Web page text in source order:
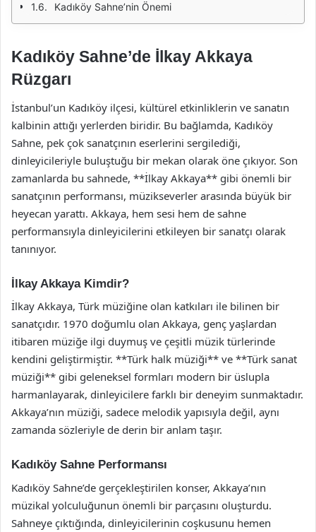
Kadıköy Sahne’nin Önemi
Kadıköy Sahne’de İlkay Akkaya
Rüzgarı
İstanbul’un Kadıköy ilçesi, kültürel etkinliklerin ve sanatın
kalbinin attığı yerlerden biridir. Bu bağlamda, Kadıköy
Sahne, pek çok sanatçının eserlerini sergilediği,
dinleyicileriyle buluştuğu bir mekan olarak öne çıkıyor. Son
zamanlarda bu sahnede, **İlkay Akkaya** gibi önemli bir
sanatçının performansı, müzikseverler arasında büyük bir
heyecan yarattı. Akkaya, hem sesi hem de sahne
performansıyla dinleyicilerini etkileyen bir sanatçı olarak
tanınıyor.
İlkay Akkaya Kimdir?
İlkay Akkaya, Türk müziğine olan katkıları ile bilinen bir
sanatçıdır. 1970 doğumlu olan Akkaya, genç yaşlardan
itibaren müziğe ilgi duymuş ve çeşitli müzik türlerinde
kendini geliştirmiştir. **Türk halk müziği** ve **Türk sanat
müziği** gibi geleneksel formları modern bir üslupla
harmanlayarak, dinleyicilere farklı bir deneyim sunmaktadır.
Akkaya’nın müziği, sadece melodik yapısıyla değil, aynı
zamanda sözleriyle de derin bir anlam taşır.
Kadıköy Sahne Performansı
Kadıköy Sahne’de gerçekleştirilen konser, Akkaya’nın
müzikal yolculuğunun önemli bir parçasını oluşturdu.
Sahneye çıktığında, dinleyicilerinin coşkusunu hemen